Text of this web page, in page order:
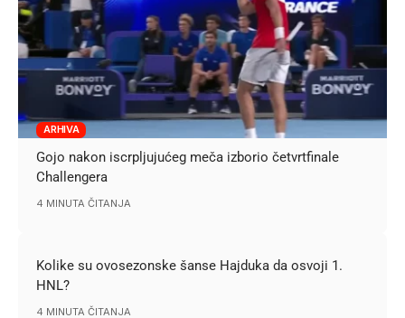
ARHIVA
Gojo nakon iscrpljujućeg meča izborio četvrtfinale
Challengera
4 MINUTA ČITANJA
Kolike su ovosezonske šanse Hajduka da osvoji 1.
HNL?
4 MINUTA ČITANJA